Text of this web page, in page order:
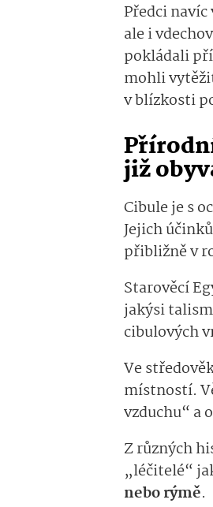
Předci
ale i
pokládali
mohli
v blízkosti
již
Cibule je s
Jejich
přibližně v
Starověcí
jakýsi
cibulových
Ve
místností.
vzduchu“ a
Z různých
„léčitelé“
nebo rýmě.